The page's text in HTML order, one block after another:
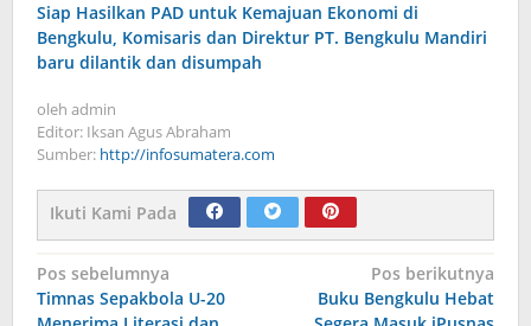
Siap Hasilkan PAD untuk Kemajuan Ekonomi di
Bengkulu, Komisaris dan Direktur PT. Bengkulu Mandiri
baru dilantik dan disumpah
oleh admin
Editor: Iksan Agus Abraham
Sumber: http://infosumatera.com
Ikuti Kami Pada
Navigasi
pos
Pos sebelumnya
Timnas Sepakbola U-20
Pos berikutnya
Buku Bengkulu Hebat